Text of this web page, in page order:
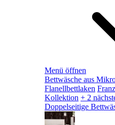
Menü öffnen
Bettwäsche aus
Flanellbettlaken
Kollektion + 2
Doppelseitige